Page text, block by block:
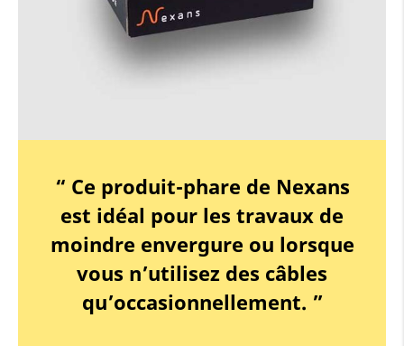
“ Ce produit-phare de Nexans
est idéal pour les travaux de
moindre envergure ou lorsque
vous n’utilisez des câbles
qu’occasionnellement. ”